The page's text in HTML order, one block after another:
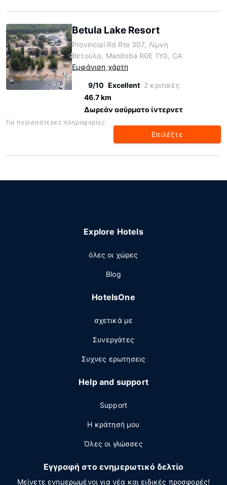
Betula Lake Resort
Provincial Rd Rte 307, Λίμνη
Βετούλα, Manitoba R0E 1Y0, CA
Εμφάνιση χάρτη
9/10 Excellent 2 κριτικές
46.7 km
Δωρεάν ασύρματο ίντερνετ
Για περισσότερες πληροφορίες:
Επιλέξτε
Explore Hotels
όλες οι χώρες
Blog
HotelsOne
σχετικά με
Συνεργάτες
Συχνες ερωτησεις
Help and support
Support
Η κράτησή μου
Όλες οι γλώσσες
Εγγραφή στο ενημερωτικό δελτίο
Μείνετε ενημερωμένοι για νέα και ειδικές προσφορές!